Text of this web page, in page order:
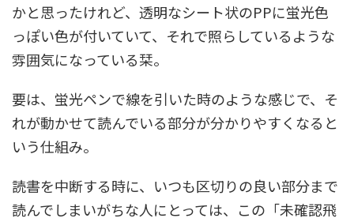
かと思ったけれど、透明なシート状のPPに蛍光色
っぽい色が付いていて、それで照らしているような
雰囲気になっている栞。
要は、蛍光ペンで線を引いた時のような感じで、そ
れが動かせて読んでいる部分が分かりやすくなると
いう仕組み。
読書を中断する時に、いつも区切りの良い部分まで
読んでしまいがちな人にとっては、この「未確認飛